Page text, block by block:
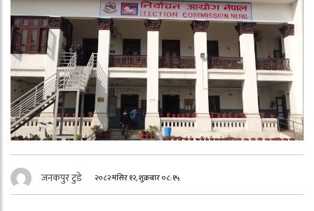
जनकपुर टुडे २०८२ मंसिर १२, शुक्रबार ०८:१५